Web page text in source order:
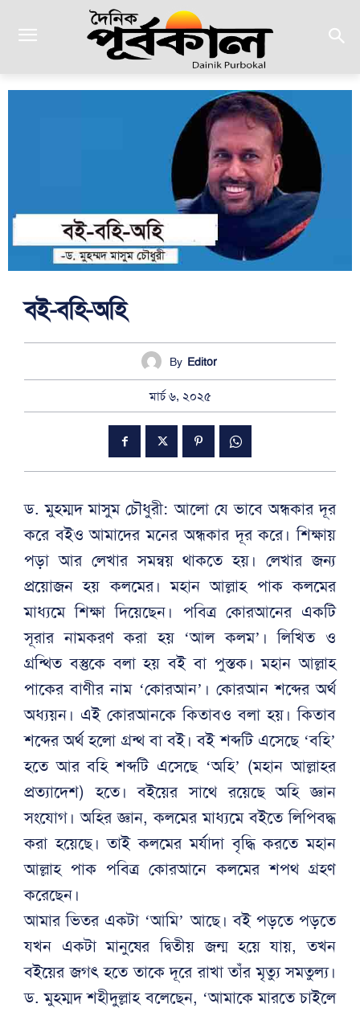
বই-বহি-অহি
By Editor
মার্চ ৬, ২০২৫
ড. মুহম্মদ মাসুম চৌধুরী: আলো যে ভাবে অন্ধকার দূর
করে বইও আমাদের মনের অন্ধকার দূর করে। শিক্ষায়
পড়া আর লেখার সমন্বয় থাকতে হয়। লেখার জন্য
প্রয়োজন হয় কলমের। মহান আল্লাহ পাক কলমের
মাধ্যমে শিক্ষা দিয়েছেন। পবিত্র কোরআনের একটি
সূরার নামকরণ করা হয় ‘আল কলম’। লিখিত ও
গ্রন্থিত বস্তুকে বলা হয় বই বা পুস্তক। মহান আল্লাহ
পাকের বাণীর নাম ‘কোরআন’। কোরআন শব্দের অর্থ
অধ্যয়ন। এই কোরআনকে কিতাবও বলা হয়। কিতাব
শব্দের অর্থ হলো গ্রন্থ বা বই। বই শব্দটি এসেছে ‘বহি’
হতে আর বহি শব্দটি এসেছে ‘অহি’ (মহান আল্লাহর
প্রত্যাদেশ) হতে। বইয়ের সাথে রয়েছে অহি জ্ঞান
সংযোগ। অহির জ্ঞান, কলমের মাধ্যমে বইতে লিপিবদ্ধ
করা হয়েছে। তাই কলমের মর্যাদা বৃদ্ধি করতে মহান
আল্লাহ পাক পবিত্র কোরআনে কলমের শপথ গ্রহণ
করেছেন।
আমার ভিতর একটা ‘আমি’ আছে। বই পড়তে পড়তে
যখন একটা মানুষের দ্বিতীয় জন্ম হয়ে যায়, তখন
বইয়ের জগৎ হতে তাকে দূরে রাখা তাঁর মৃত্যু সমতুল্য।
ড. মুহম্মদ শহীদুল্লাহ বলেছেন, ‘আমাকে মারতে চাইলে